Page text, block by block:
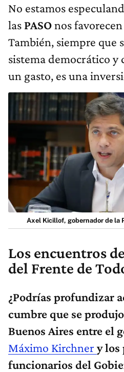
No estamos
las PASOnos
También, siempre que
sistema democrático y
un gasto, es una
Axel Kicillof, gobernador de la
Los encuentros
del Frente de
¿Podrías profundizar
cumbre que se
Buenos Aires entre el
Máximo Kirchner y los
funcionarios del